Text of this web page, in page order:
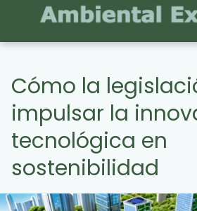
Cómo la
impulsar la
tecnológica en
sostenibilidad